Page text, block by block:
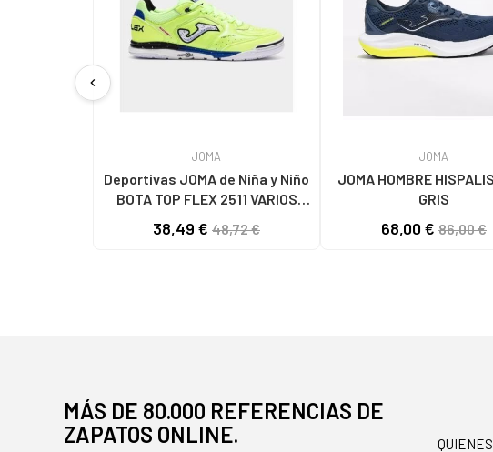
chevron_left
JOMA
Deportivas JOMA de Niña y Niño
BOTA TOP FLEX 2511 VARIOS
38,49 € 48,72 €
JOMA
JOMA HOMBRE
GRIS
68,00 € 86,00 €
MÁS DE 80.000 REFERENCIAS DE
ZAPATOS ONLINE.